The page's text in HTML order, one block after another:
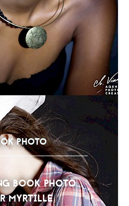
PHOTO
BOOK PHOTO
MYRTILLE